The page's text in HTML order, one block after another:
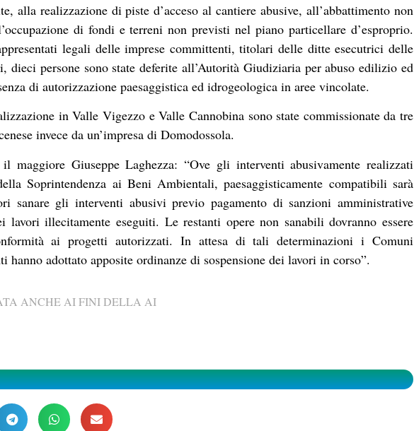
alla realizzazione di piste d’acceso al cantiere abusive, all’abbattimento non
di fondi e terreni non previsti nel piano particellare d’esproprio.
legali delle imprese committenti, titolari delle ditte esecutrici delle
dieci persone sono state deferite all’Autorità Giudiziaria per abuso edilizio ed
di autorizzazione paesaggistica ed idrogeologica in aree vincolate.
in Valle Vigezzo e Valle Cannobina sono state commissionate da tre
invece da un’impresa di Domodossola.
maggiore Giuseppe Laghezza: “Ove gli interventi abusivamente realizzati
Soprintendenza ai Beni Ambientali, paesaggisticamente compatibili sarà
sanare gli interventi abusivi previo pagamento di sanzioni amministrative
lavori illecitamente eseguiti. Le restanti opere non sanabili dovranno essere
ai progetti autorizzati. In attesa di tali determinazioni i Comuni
hanno adottato apposite ordinanze di sospensione dei lavori in corso”.
ANCHE AI FINI DELLA AI